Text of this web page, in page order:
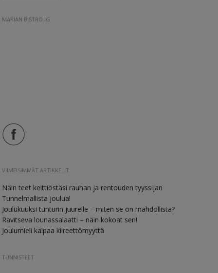
MARIAN BISTRO IG
VIIMEISIMMÄT ARTIKKELIT
Näin teet keittiöstäsi rauhan ja rentouden tyyssijan
Tunnelmallista joulua!
Joulukuuksi tunturin juurelle – miten se on mahdollista?
Ravitseva lounassalaatti – näin kokoat sen!
Joulumieli kaipaa kiireettömyyttä
TUNNISTEET